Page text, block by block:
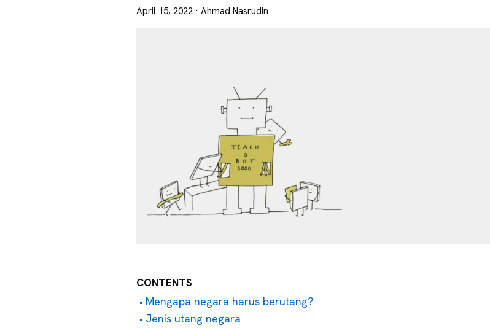
April 15, 2022 · Ahmad Nasrudin
CONTENTS
Mengapa negara harus berutang?
Jenis utang negara